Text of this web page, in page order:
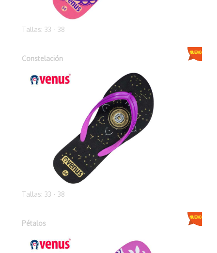
Tallas: 33 - 38
Constelación
Tallas: 33 - 38
Pétalos